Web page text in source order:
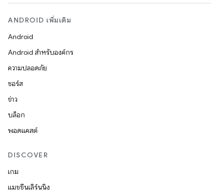
ANDROID เพิ่มเติม
Android
Android สำหรับองค์กร
ความปลอดภัย
ซอร์ส
ข่าว
บล็อก
พอดแคสต์
DISCOVER
เกม
แมชชีนเลิร์นนิง